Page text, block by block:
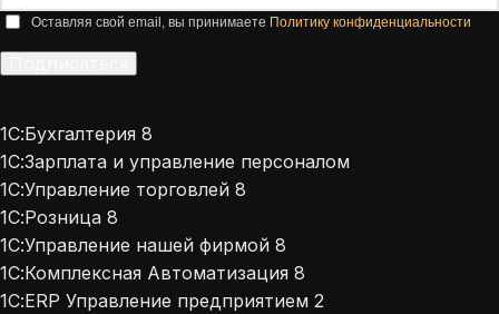
Оставляя свой email, вы принимаете Политику конфиденциальности
1С:Бухгалтерия 8
1С:Зарплата и управление персоналом
1С:Управление торговлей 8
1С:Розница 8
1С:Управление нашей фирмой 8
1С:Комплексная Автоматизация 8
1С:ERP Управление предприятием 2